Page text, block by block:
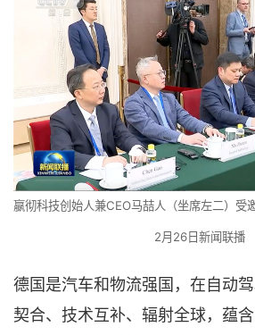
嬴彻科技创始人兼CEO马喆人（坐席左二）受
2月26日新闻联播
德国是汽车和物流强国，在自动
契合、技术互补、辐射全球，蕴